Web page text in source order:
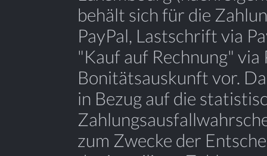
behält sich für die
PayPal, Lastschrift via
"Kauf auf Rechnung"
Bonitätsauskunft vor.
in Bezug auf die
zum Zwecke der